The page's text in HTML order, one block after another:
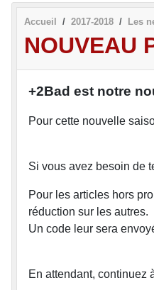
Accueil 2017-2018 Les
NOUVEAU
+2Bad est notre
Pour cette nouvelle
Si vous avez besoin de
Pour les articles hors
réduction sur les autres.
Un code leur sera
En attendant, continuez